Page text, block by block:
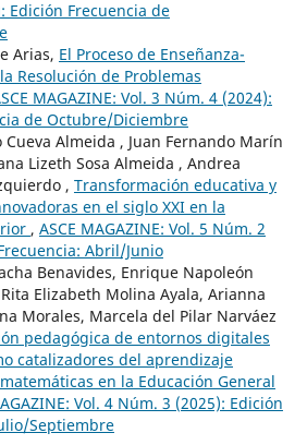
Edición Frecuencia de
Arias, El Proceso de Enseñanza-
Resolución de Problemas
MAGAZINE: Vol. 3 Núm. 4 (2024):
de Octubre/Diciembre
Almeida , Juan Fernando Marín
Lizeth Sosa Almeida , Andrea
, Transformación educativa y
en el siglo XXI en la
, ASCE MAGAZINE: Vol. 5 Núm. 2
Abril/Junio
Benavides, Enrique Napoleón
Elizabeth Molina Ayala, Arianna
Morales, Marcela del Pilar Narváez
pedagógica de entornos digitales
catalizadores del aprendizaje
en la Educación General
Vol. 4 Núm. 3 (2025): Edición
Septiembre